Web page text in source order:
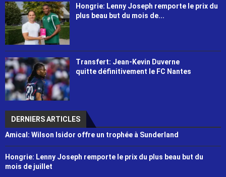
Hongrie: Lenny Joseph remporte le prix du
plus beau but du mois de...
Transfert: Jean-Kevin Duverne
quitte définitivement le FC Nantes
DERNIERS ARTICLES
Amical: Wilson Isidor offre un trophée à Sunderland
Hongrie: Lenny Joseph remporte le prix du plus beau but du
mois de juillet